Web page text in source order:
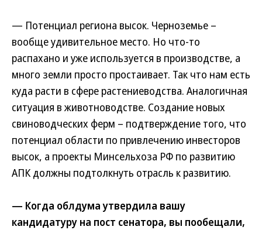
— Потенциал региона высок. Черноземье –
вообще удивительное место. Но что-то
распахано и уже используется в производстве, а
много земли просто простаивает. Так что нам есть
куда расти в сфере растениеводства. Аналогичная
ситуация в животноводстве. Создание новых
свиноводческих ферм – подтверждение того, что
потенциал области по привлечению инвесторов
высок, а проекты Минсельхоза РФ по развитию
АПК должны подтолкнуть отрасль к развитию.
— Когда облдума утвердила вашу
кандидатуру на пост сенатора, вы пообещали,